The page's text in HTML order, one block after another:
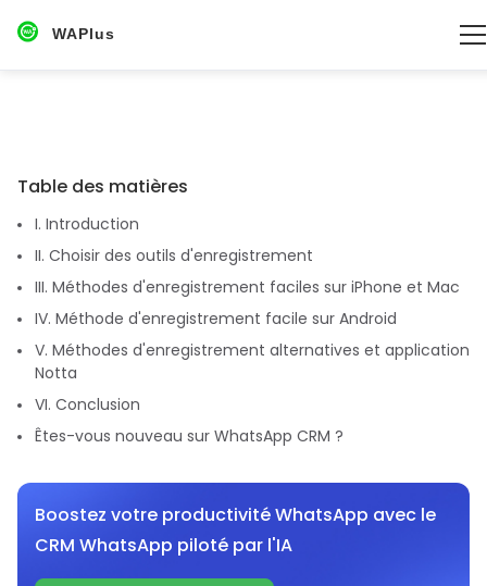
WAPlus
Table des matières
I. Introduction
II. Choisir des outils d'enregistrement
III. Méthodes d'enregistrement faciles sur iPhone et Mac
IV. Méthode d'enregistrement facile sur Android
V. Méthodes d'enregistrement alternatives et application
Notta
VI. Conclusion
Êtes-vous nouveau sur WhatsApp CRM ?
Boostez votre productivité WhatsApp avec le
CRM WhatsApp piloté par l'IA